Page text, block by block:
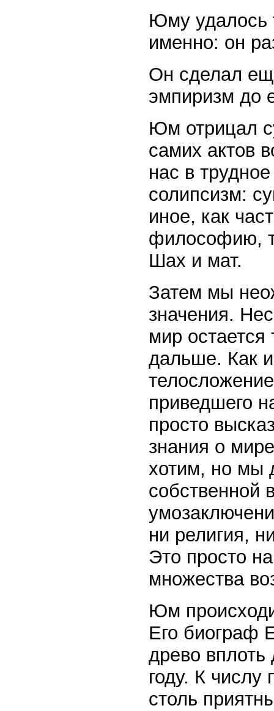
Юму удалось
именно: он
Он сделал
эмпиризм до
Юм отрицал
самих актов
нас в
солипсизм:
иное, как
философию,
Шах и мат.
Затем мы
значения.
мир
дальше. Как
приведшего
просто
знания о
хотим, но мы
собственной
ни религия,
Это просто
множества
Юм
Его биограф
древо
году. К
столь